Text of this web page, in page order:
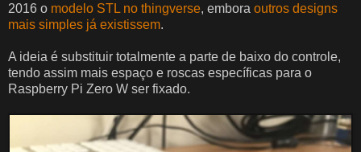
2016 o modelo STL no thingverse, embora outros designs
mais simples já existissem.
A ideia é substituir totalmente a parte de baixo do controle,
tendo assim mais espaço e roscas específicas para o
Raspberry Pi Zero W ser fixado.